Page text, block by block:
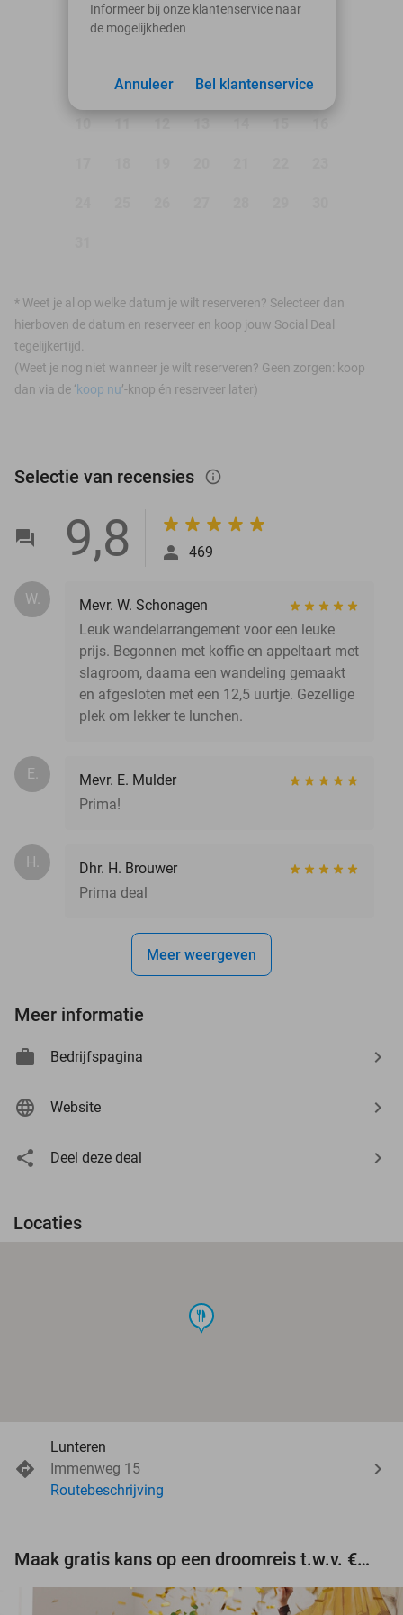
4 5 6 7 8
* Weet je al op welke datum je wilt reserveren? Selecteer dan
hierboven de datum en reserveer en koop jouw Social Deal
tegelijkertijd.
(Weet je nog niet wanneer je wilt reserveren? Geen zorgen: koop
dan via de ‘koop nu’-knop én reserveer later)
Informeer bij onze klantenservice naar
de mogelijkheden
Bel klantenservice
Annuleer
Selectie van recensies info_outlined
9,8 469
W.
Mevr. W. Schonagen
Leuk wandelarrangement voor een leuke
prijs. Begonnen met koffie en appeltaart met
slagroom, daarna een wandeling gemaakt
en afgesloten met een 12,5 uurtje. Gezellige
plek om lekker te lunchen.
E.
Mevr. E. Mulder
Prima!
H.
Dhr. H. Brouwer
Prima deal
Meer weergeven
Meer informatie
Bedrijfspagina
Website
Deel deze deal
Locaties
food
Lunteren
Immenweg 15
Routebeschrijving
Maak gratis kans op een droomreis t.w.v. €3.000!